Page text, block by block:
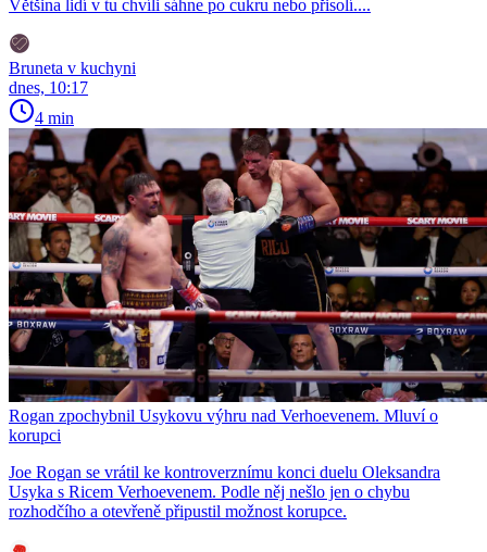
Většina lidí v tu chvíli sáhne po cukru nebo přisolí....
Bruneta v kuchyni
dnes, 10:17
4 min
Rogan zpochybnil Usykovu výhru nad Verhoevenem. Mluví o
korupci
Joe Rogan se vrátil ke kontroverznímu konci duelu Oleksandra
Usyka s Ricem Verhoevenem. Podle něj nešlo jen o chybu
rozhodčího a otevřeně připustil možnost korupce.